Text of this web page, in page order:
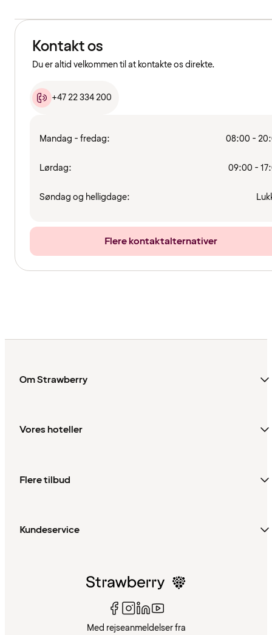
Kontakt os
Du er altid velkommen til at kontakte os direkte.
+47 22 334 200
Mandag - fredag: 08:00 -
Lørdag: 09:00 -
Søndag og helligdage:
Flere kontaktalternativer
Om Strawberry
Vores hoteller
Flere tilbud
Kundeservice
Med rejseanmeldelser fra